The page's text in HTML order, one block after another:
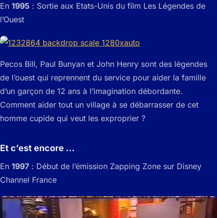
En 1995 : Sortie aux Etats-Unis du film Les Légendes de
l’Ouest
Pecos Bill, Paul Bunyan et John Henry sont des légendes
de l’ouest qui reprennent du service pour aider la famille
d’un garçon de 12 ans à l’imagination débordante.
Comment aider tout un village à se débarrasser de cet
homme cupide qui veut les exproprier ?
Et c’est encore …
En 1997 : Début de l’émission Zapping Zone sur Disney
Channel France